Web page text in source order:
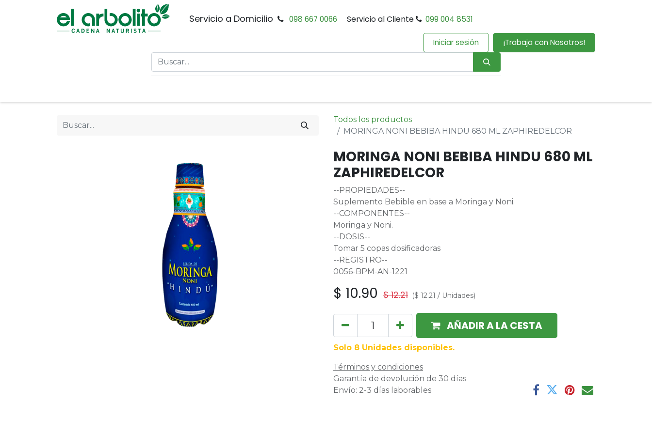
Servicio a Domicilio 098 667 0066 Servicio al Cliente 099 004 8531
Iniciar sesión ¡Trabaja con Nosotros!
Todos los productos
MORINGA NONI BEBIBA HINDU 680 ML ZAPHIREDELCOR
MORINGA NONI BEBIBA HINDU 680 ML
ZAPHIREDELCOR
--PROPIEDADES--
Suplemento Bebible en base a Moringa y Noni.
--COMPONENTES--
Moringa y Noni.
--DOSIS--
Tomar 5 copas dosificadoras
--REGISTRO--
0056-BPM-AN-1221
$ 10.90 $12.21 ($ 12.21 / Unidades)
AÑADIR A LA CESTA
Solo 8 Unidades disponibles.
Términos y condiciones
Garantía de devolución de 30 días
Envío: 2-3 días laborables